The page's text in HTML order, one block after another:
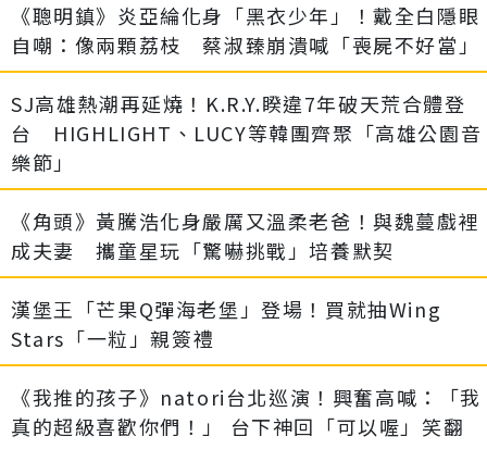
《聰明鎮》炎亞綸化身「黑衣少年」！戴全白隱眼
自嘲：像兩顆荔枝 蔡淑臻崩潰喊「喪屍不好當」
SJ高雄熱潮再延燒！K.R.Y.睽違7年破天荒合體登
台 HIGHLIGHT、LUCY等韓團齊聚「高雄公園音
樂節」
《角頭》黃騰浩化身嚴厲又溫柔老爸！與魏蔓戲裡
成夫妻 攜童星玩「驚嚇挑戰」培養默契
漢堡王「芒果Q彈海老堡」登場！買就抽Wing
Stars「一粒」親簽禮
《我推的孩子》natori台北巡演！興奮高喊：「我
真的超級喜歡你們！」 台下神回「可以喔」笑翻